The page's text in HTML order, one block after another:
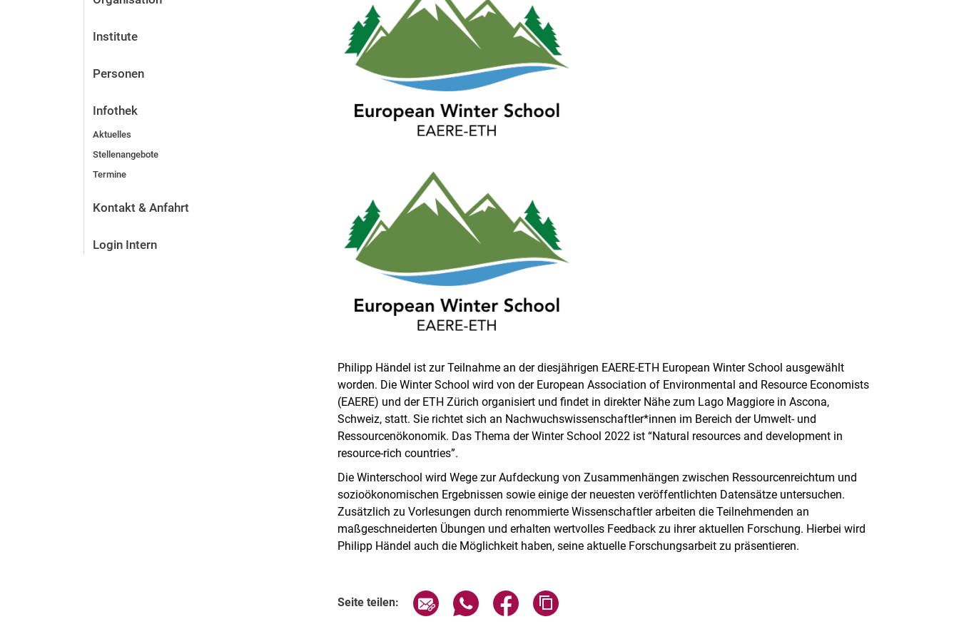
Institute
Personen
Infothek
Aktuelles
Stellenangebote
Termine
Kontakt & Anfahrt
Login Intern
Philipp Händel ist zur Teilnahme an der diesjährigen EAERE-ETH European Winter School ausgewählt
worden. Die Winter School wird von der European Association of Environmental and Resource Economists
(EAERE) und der ETH Zürich organisiert und findet in direkter Nähe zum Lago Maggiore in Ascona,
Schweiz, statt. Sie richtet sich an Nachwuchswissenschaftler*innen im Bereich der Umwelt- und
Ressourcenökonomik. Das Thema der Winter School 2022 ist “Natural resources and development in
resource-rich countries”.
Die Winterschool wird Wege zur Aufdeckung von Zusammenhängen zwischen Ressourcenreichtum und
sozioökonomischen Ergebnissen sowie einige der neuesten veröffentlichten Datensätze untersuchen.
Zusätzlich zu Vorlesungen durch renommierte Wissenschaftler arbeiten die Teilnehmenden an
maßgeschneiderten Übungen und erhalten wertvolles Feedback zu ihrer aktuellen Forschung. Hierbei wird
Philipp Händel auch die Möglichkeit haben, seine aktuelle Forschungsarbeit zu präsentieren.
Seite teilen: Seite über E-Mail teilen
Seite über WhatsApp teilen (externer Link, öffnet neues Fenster)
Seite über Facebook teilen (externer Link, öffnet neues Fenster)